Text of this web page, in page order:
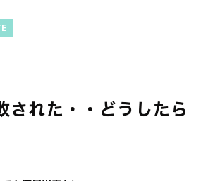
された・・どうしたら